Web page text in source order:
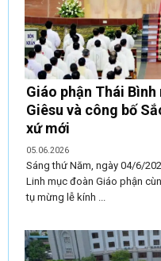
Giáo phận Thái
Giêsu và công bố
xứ mới
05.06.2026
Sáng thứ Năm, ngày 04/6/
Linh mục đoàn Giáo phận
tụ mừng lễ kính ...